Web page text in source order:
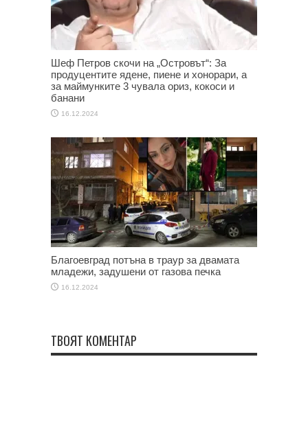
Шеф Петров скочи на „Островът“: За
продуцентите ядене, пиене и хонорари, а
за маймунките 3 чувала ориз, кокоси и
банани
16.12.2024
Благоевград потъна в траур за двамата
младежи, задушени от газова печка
16.12.2024
ТВОЯТ КОМЕНТАР